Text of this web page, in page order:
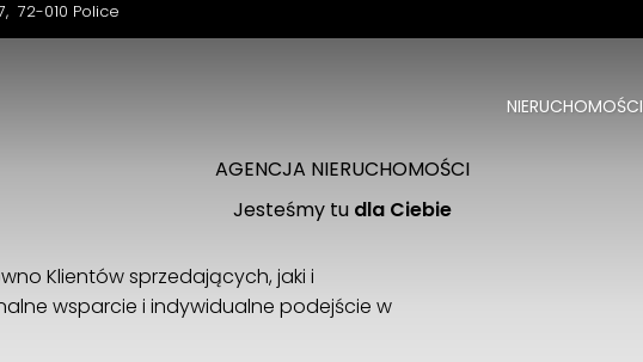
72-010 Police
NIERUCHOMOŚCI
Z nami znajdziesz swoją nieruchomość
AGENCJA NIERUCHOMOŚCI
Jesteśmy tu dla Ciebie
Klientów sprzedających, jaki i
wsparcie i indywidualne podejście w